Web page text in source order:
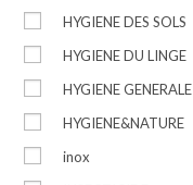
HYGIENE DES SOLS
HYGIENE DU LINGE
HYGIENE GENERALE
HYGIENE&NATURE
inox